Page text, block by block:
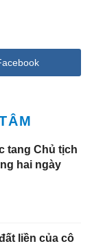
tang Chủ tịch
hai ngày
liền của cô